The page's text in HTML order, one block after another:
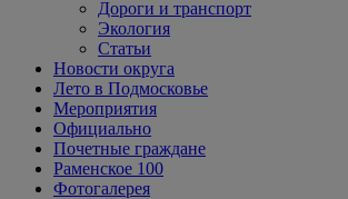
Дороги и транспорт
Экология
Статьи
Новости округа
Лето в Подмосковье
Мероприятия
Официально
Почетные граждане
Раменское 100
Фотогалерея